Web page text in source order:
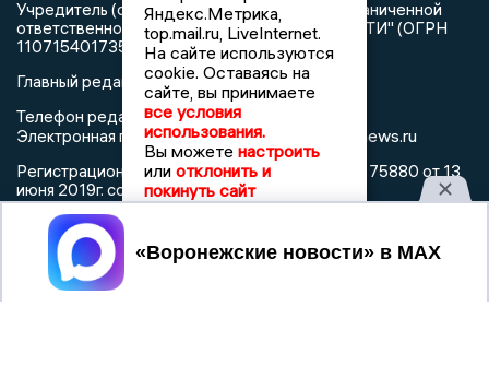
Учредитель (соучредители): Общество с ограниченной
ответственностью "РЕГИОНАЛЬНЫЕ НОВОСТИ" (ОГРН
1107154017354)
Главный редактор: Пирогов А.А.
Телефон редакции: +7 (473) 262 77 92
Электронная почта редакции:info@voronezhnews.ru
Регистрационный номер: серия Эл № ФС 77 - 75880 от 13
июня 2019г. согласно выписке из реестра
зарегистрированных средств массовой информации
выдана Федеральной службой по надзору в сфере связи,
информационных технологий и массовых коммуникаций
Яндекс.Метрика,
top.mail.ru, LiveInternet.
На сайте используются
cookie. Оставаясь на
сайте, вы принимаете
все условия
использования.
Вы можете настроить
или отклонить и
покинуть сайт
Принять